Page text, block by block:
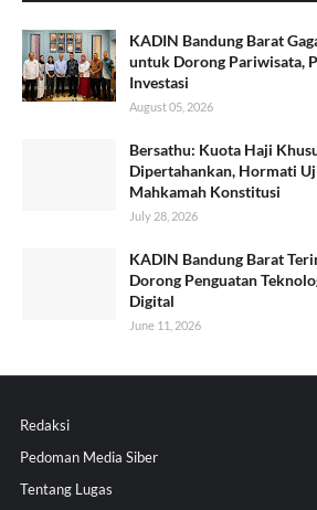
KADIN Bandung Barat
untuk Dorong Pariwisata,
Investasi
August 05, 2026
Bersathu: Kuota Haji
Dipertahankan, Hormati
Mahkamah Konstitusi
July 28, 2026
KADIN Bandung Barat
Dorong Penguatan
Digital
June 11, 2026
Redaksi
Pedoman Media Siber
Tentang Lugas